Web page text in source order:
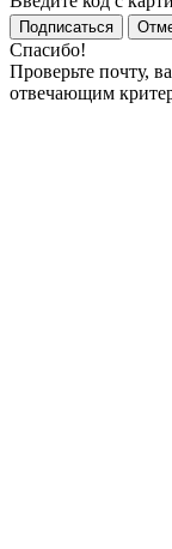
Подписаться
Спасибо!
Проверьте почту,
отвечающим